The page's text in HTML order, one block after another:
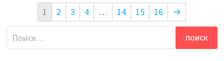
1 2 3 4 … 14 15 16
→
Найти: